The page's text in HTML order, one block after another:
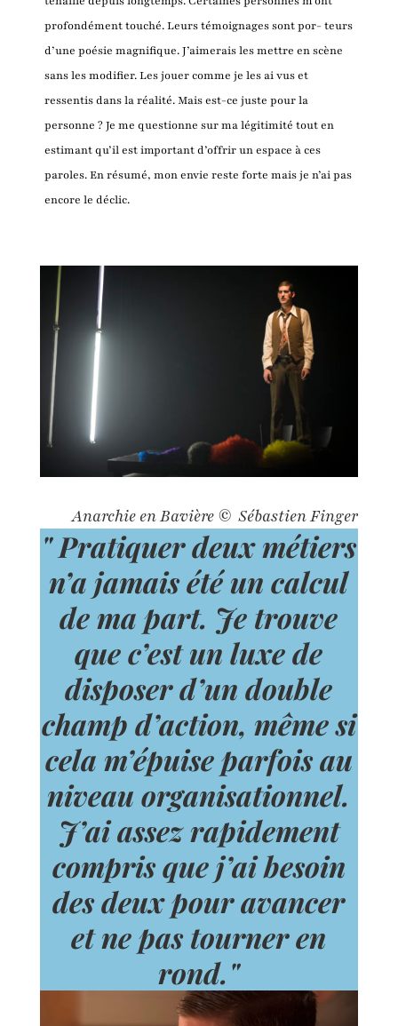
profondément touché. Leurs témoignages sont por- teurs
d’une poésie magnifique. J’aimerais les mettre en scène
sans les modifier. Les jouer comme je les ai vus et
ressentis dans la réalité. Mais est-ce juste pour la
personne ? Je me questionne sur ma légitimité tout en
estimant qu’il est important d’offrir un espace à ces
paroles. En résumé, mon envie reste forte mais je n’ai pas
encore le déclic.
Anarchie en Bavière © Sébastien Finger
" Pratiquer deux métiers
n’a jamais été un calcul
de ma part. Je trouve
que c’est un luxe de
disposer d’un double
champ d’action, même si
cela m’épuise parfois au
niveau organisationnel.
J’ai assez rapidement
compris que j’ai besoin
des deux pour avancer
et ne pas tourner en
rond."